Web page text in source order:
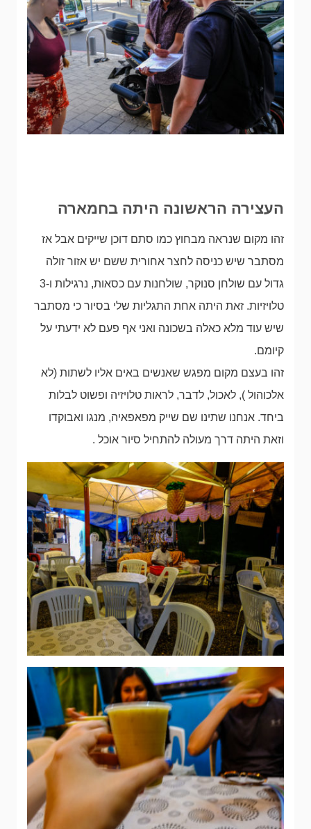
העצירה הראשונה היתה בחמארה
זהו מקום שנראה מבחוץ כמו סתם דוכן שייקים אבל אז
מסתבר שיש כניסה לחצר אחורית ששם יש אזור זולה
גדול עם שולחן סנוקר, שולחנות עם כסאות, נרגילות ו-3
טלויזיות. זאת היתה אחת התגליות שלי בסיור כי מסתבר
שיש עוד מלא כאלה בשכונה ואני אף פעם לא ידעתי על
קיומם.
זהו בעצם מקום מפגש שאנשים באים אליו לשתות (לא
אלכוהול ), לאכול, לדבר, לראות טלויזיה ופשוט לבלות
ביחד. אנחנו שתינו שם שייק מפאפאיה, מנגו ואבוקדו
וזאת היתה דרך מעולה להתחיל סיור אוכל .